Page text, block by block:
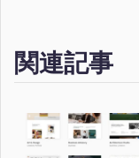
関連記事